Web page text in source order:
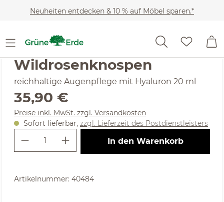
Zum Hauptinhalt springen
Neuheiten entdecken & 10 % auf Möbel sparen.*
Durchschnittliche Bewertung von 4.76 von 5 Sternen
(4.76) 33 Bewertungen
Wildrosenknospen
reichhaltige Augenpflege mit Hyaluron 20 ml
Regulärer Preis:
35,90 €
Preise inkl. MwSt. zzgl. Versandkosten
Sofort lieferbar, zzgl. Lieferzeit des Postdienstleisters
Produkt Anzahl: Gib den
In den Warenkorb
Artikelnummer: 40484